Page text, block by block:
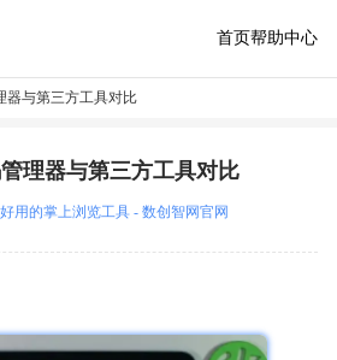
首页帮助中心
器与第三方工具对比
理器与第三方工具对比
用的掌上浏览工具 - 数创智网官网